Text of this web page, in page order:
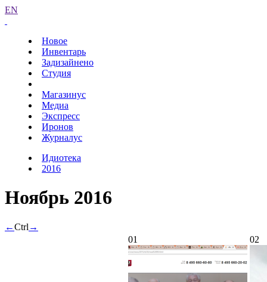
EN
Новое
Инвентарь
Задизайнено
Студия
Магазинус
Медиа
Экспресс
Иронов
Журналус
Идиотека
2016
Ноябрь 2016
←Ctrl →
01
02